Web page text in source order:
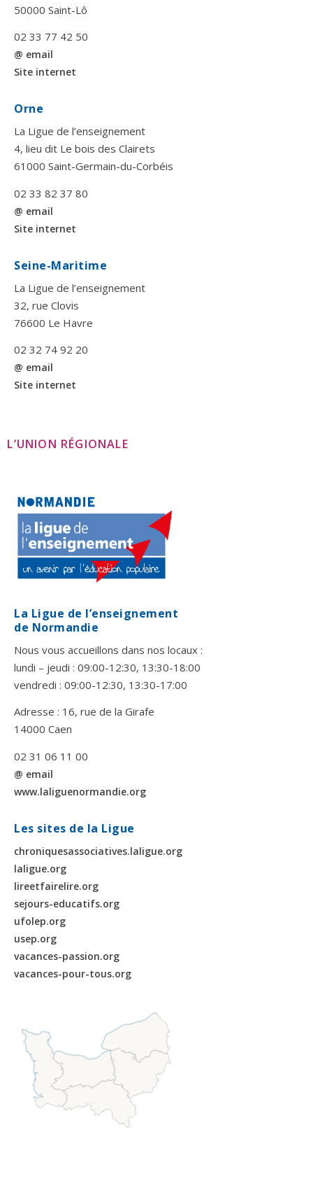
50000 Saint-Lô
02 33 77 42 50
@ email
Site internet
Orne
La Ligue de l’enseignement
4, lieu dit Le bois des Clairets
61000 Saint-Germain-du-Corbéis
02 33 82 37 80
@ email
Site internet
Seine-Maritime
La Ligue de l’enseignement
32, rue Clovis
76600 Le Havre
02 32 74 92 20
@ email
Site internet
L’UNION RÉGIONALE
La Ligue de l’enseignement
de Normandie
Nous vous accueillons dans nos locaux :
lundi – jeudi : 09:00-12:30, 13:30-18:00
vendredi : 09:00-12:30, 13:30-17:00
Adresse : 16, rue de la Girafe
14000 Caen
02 31 06 11 00
@ email
www.laliguenormandie.org
Les sites de la Ligue
chroniquesassociatives.laligue.org
laligue.org
lireetfairelire.org
sejours-educatifs.org
ufolep.org
usep.org
vacances-passion.org
vacances-pour-tous.org